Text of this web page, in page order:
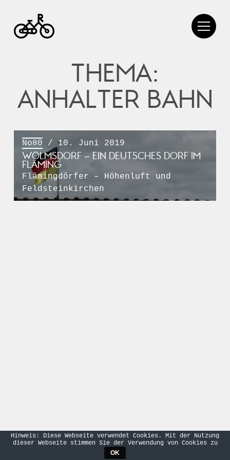
THEMA:
ANHALTER BAHN
No80 / 10. Juni 2019
WÖLMSDORF – EIN DEUTSCHES DORF IM
FLÄMING
Flämingdörfer – Höhenluft und
Feldsteinkirchen
Hinweis: Diese Webseite verwendet Cookies. Mit der Nutzung
dieser Webseite stimmen Sie der Verwendung von Cookies zu
OK